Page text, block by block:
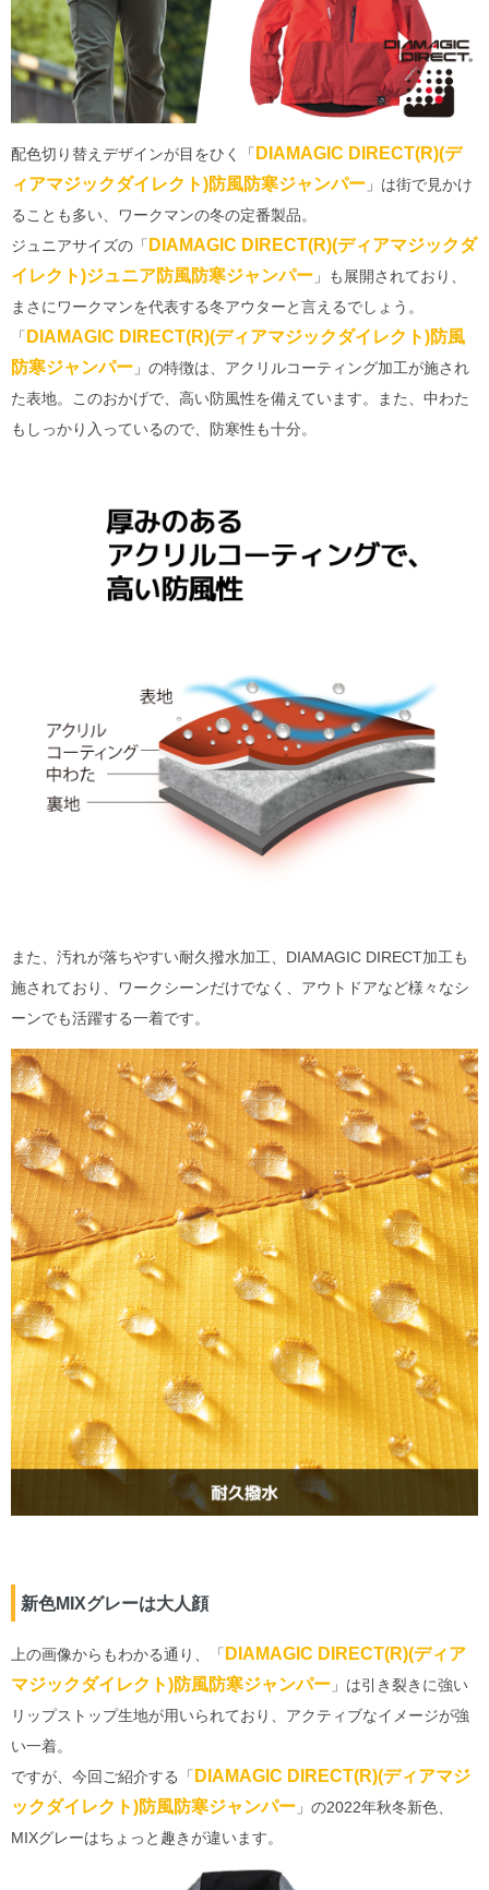
配色切り替えデザインが目をひく「 DIAMAGIC DIRECT(R)(デ
ィアマジックダイレクト)防風防寒ジャンパー 」は街で見かけ
ることも多い、ワークマンの冬の定番製品。
ジュニアサイズの「 DIAMAGIC DIRECT(R)(ディアマジックダ
イレクト)ジュニア防風防寒ジャンパー 」も展開されており、
まさにワークマンを代表する冬アウターと言えるでしょう。
「 DIAMAGIC DIRECT(R)(ディアマジックダイレクト)防風
防寒ジャンパー 」の特徴は、アクリルコーティング加工が施され
た表地。このおかげで、高い防風性を備えています。また、中わた
もしっかり入っているので、防寒性も十分。
また、汚れが落ちやすい耐久撥水加工、DIAMAGIC DIRECT加工も
施されており、ワークシーンだけでなく、アウトドアなど様々なシ
ーンでも活躍する一着です。
新色MIXグレーは大人顔
上の画像からもわかる通り、「 DIAMAGIC DIRECT(R)(ディア
マジックダイレクト)防風防寒ジャンパー 」は引き裂きに強い
リップストップ生地が用いられており、アクティブなイメージが強
い一着。
ですが、今回ご紹介する「 DIAMAGIC DIRECT(R)(ディアマジ
ックダイレクト)防風防寒ジャンパー 」の2022年秋冬新色、
MIXグレーはちょっと趣きが違います。